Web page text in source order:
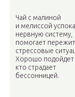
Чай с малиной
и мелиссой
нервную систему,
помогает
стрессовые
Хорошо подойдет
кто страдает
бессонницей.